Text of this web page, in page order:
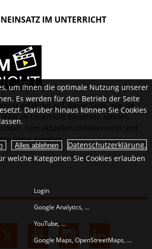
IM UNTERRICHT
erfahren auf dieser Seite, wie sie
im Unterricht einsetzen können.
zum aktuellen Urheberrecht und
Filme genannt.
um Ihnen die optimale Nutzung unserer
Es werden für den Betrieb der Seite
Darüber hinaus können Sie Cookies
Datenschutzerklärung.
welche Kategorien Sie Cookies erlauben
Login
Google Analytics, ...
YouTube, ...
Google Maps, OpenStreetMaps, ...